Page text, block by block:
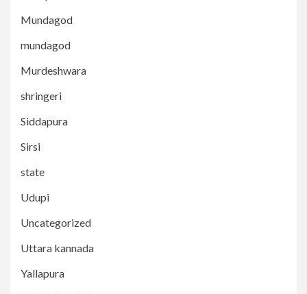
Mundagod
mundagod
Murdeshwara
shringeri
Siddapura
Sirsi
state
Udupi
Uncategorized
Uttara kannada
Yallapura